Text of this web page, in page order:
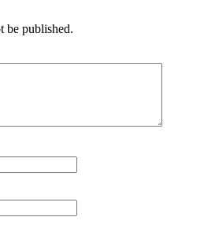
be published.